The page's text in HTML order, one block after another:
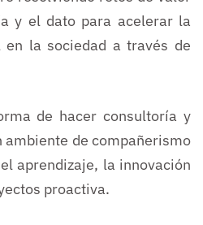
y el dato para acelerar la
la sociedad a través de
de hacer consultoría y
ambiente de compañerismo
aprendizaje, la innovación
proactiva.